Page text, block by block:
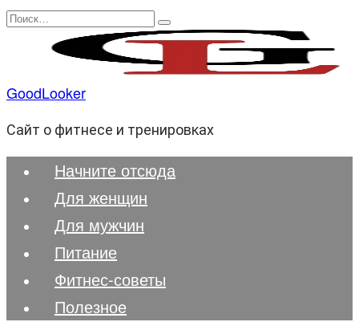
Перейти
содержанию
Search
GoodLooker
Сайт о фитнесе и тренировках
Начните отсюда
Для женщин
Для мужчин
Питание
Фитнес-советы
Полезноe